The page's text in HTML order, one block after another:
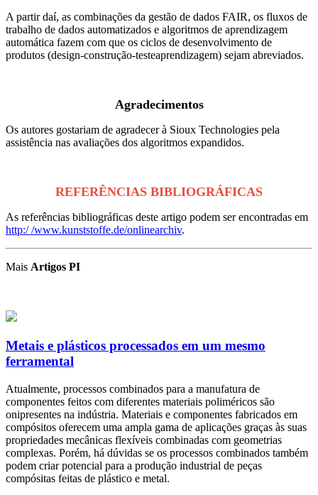
A partir daí, as combinações da gestão de dados FAIR, os fluxos de
trabalho de dados automatizados e algoritmos de aprendizagem
automática fazem com que os ciclos de desenvolvimento de
produtos (design-construção-testeaprendizagem) sejam abreviados.
Agradecimentos
Os autores gostariam de agradecer à Sioux Technologies pela
assistência nas avaliações dos algoritmos expandidos.
REFERÊNCIAS BIBLIOGRÁFICAS
As referências bibliográficas deste artigo podem ser encontradas em
http:/ /www.kunststoffe.de/onlinearchiv.
Mais Artigos PI
Metais e plásticos processados em um mesmo
ferramental
Atualmente, processos combinados para a manufatura de
componentes feitos com diferentes materiais poliméricos são
onipresentes na indústria. Materiais e componentes fabricados em
compósitos oferecem uma ampla gama de aplicações graças às suas
propriedades mecânicas flexíveis combinadas com geometrias
complexas. Porém, há dúvidas se os processos combinados também
podem criar potencial para a produção industrial de peças
compósitas feitas de plástico e metal.